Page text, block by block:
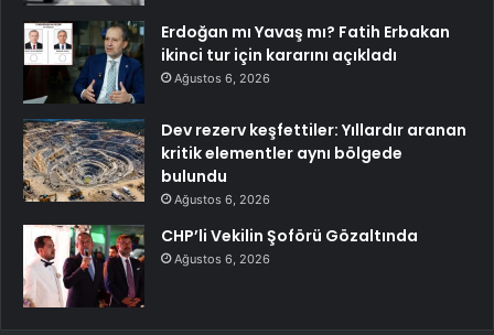
Erdoğan mı Yavaş mı? Fatih Erbakan
ikinci tur için kararını açıkladı
Ağustos 6, 2026
Dev rezerv keşfettiler: Yıllardır aranan
kritik elementler aynı bölgede
bulundu
Ağustos 6, 2026
CHP’li Vekilin Şoförü Gözaltında
Ağustos 6, 2026